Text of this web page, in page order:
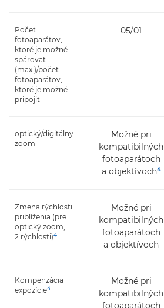
Počet
fotoaparátov,
ktoré je možné
spárovať
(max.)/počet
fotoaparátov,
ktoré je možné
pripojiť
05/01
optický/digitálny
zoom
Možné pri
kompatibilných
fotoaparátoch
a objektívoch4
Zmena rýchlosti
priblíženia (pre
optický zoom,
2 rýchlosti)4
Možné pri
kompatibilných
fotoaparátoch
a objektívoch
Kompenzácia
expozície4
Možné pri
kompatibilných
fotoaparátoch